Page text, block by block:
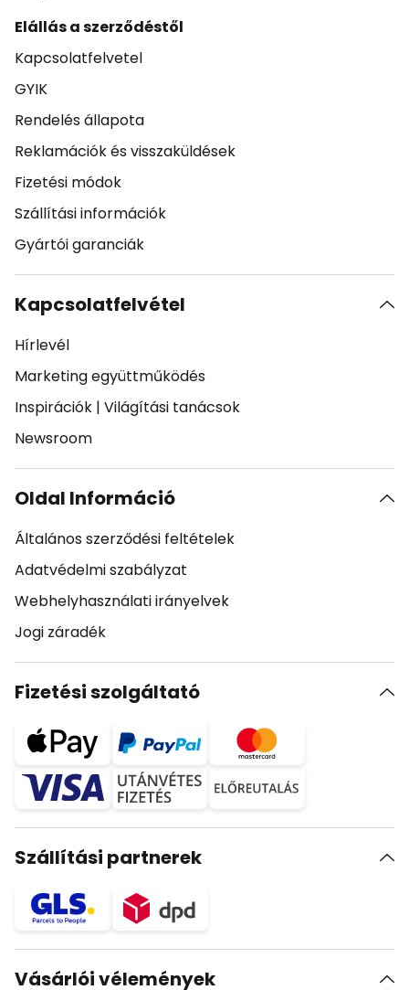
Elállás a szerződéstől
Kapcsolatfelvetel
GYIK
Rendelés állapota
Reklamációk és visszaküldések
Fizetési módok
Szállítási információk
Gyártói garanciák
Kapcsolatfelvétel
Hírlevél
Marketing együttműködés
Inspirációk | Világítási tanácsok
Newsroom
Oldal Információ
Általános szerződési feltételek
Adatvédelmi szabályzat
Webhelyhasználati irányelvek
Jogi záradék
Fizetési szolgáltató
Szállítási partnerek
Vásárlói vélemények